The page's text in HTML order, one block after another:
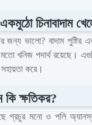
চিনাবাদাম
জন্য ভালো? বাদাম
মতো খনিজ পদার্থ রয়েছে।
করে।
কি ক্ষতিকর?
প্রচুর মনো ও পলি